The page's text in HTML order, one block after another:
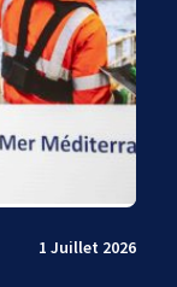
1 Juillet 2026